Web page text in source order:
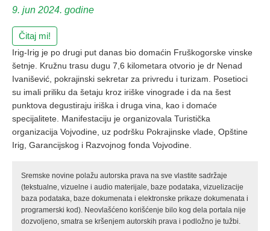
9. jun 2024. godine
Čitaj mi!
Irig-Irig je po drugi put danas bio domaćin Fruškogorske vinske
šetnje. Kružnu trasu dugu 7,6 kilometara otvorio je dr Nenad
Ivanišević, pokrajinski sekretar za privredu i turizam. Posetioci
su imali priliku da šetaju kroz iriške vinograde i da na šest
punktova degustiraju iriška i druga vina, kao i domaće
specijalitete. Manifestaciju je organizovala Turistička
organizacija Vojvodine, uz podršku Pokrajinske vlade, Opštine
Irig, Garancijskog i Razvojnog fonda Vojvodine.
Sremske novine polažu autorska prava na sve vlastite sadržaje
(tekstualne, vizuelne i audio materijale, baze podataka, vizuelizacije
baza podataka, baze dokumenata i elektronske prikaze dokumenata i
programerski kod). Neovlašćeno korišćenje bilo kog dela portala nije
dozvoljeno, smatra se kršenjem autorskih prava i podložno je tužbi.